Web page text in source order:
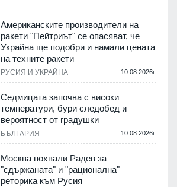
Американските производители на
ракети "Пейтриът" се опасяват, че
Украйна ще подобри и намали цената
на техните ракети
РУСИЯ И УКРАЙНА 10.08.2026г.
Седмицата започва с високи
температури, бури следобед и
вероятност от градушки
БЪЛГАРИЯ 10.08.2026г.
Москва похвали Радев за
"сдържаната" и "рационална"
реторика към Русия